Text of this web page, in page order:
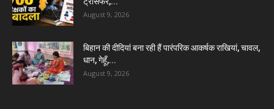
August 9, 2026
बिहान की दीदियां बना रही हैं पारंपरिक आकर्षक राखियां, चावल,
धान, गेहूँ,...
August 9, 2026